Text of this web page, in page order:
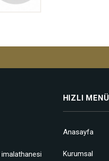
imalathanesi
HIZLI MENÜ
Anasayfa
Kurumsal